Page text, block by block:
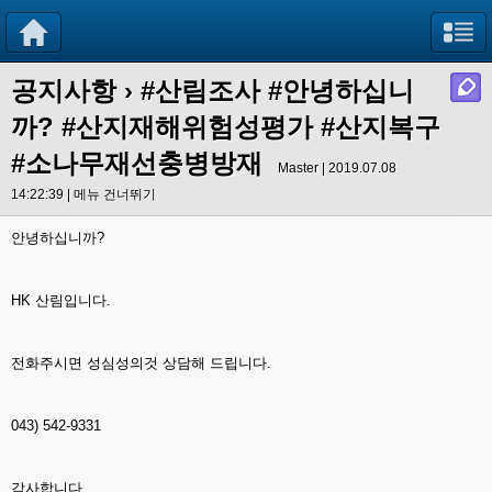
공지사항› #산림조사 #안녕하십니
까? #산지재해위험성평가 #산지복구
#소나무재선충병방재
Master | 2019.07.08
14:22:39 | 메뉴 건너뛰기
안녕하십니까?
HK 산림입니다.
전화주시면 성심성의것 상담해 드립니다.
043) 542-9331
감사합니다.